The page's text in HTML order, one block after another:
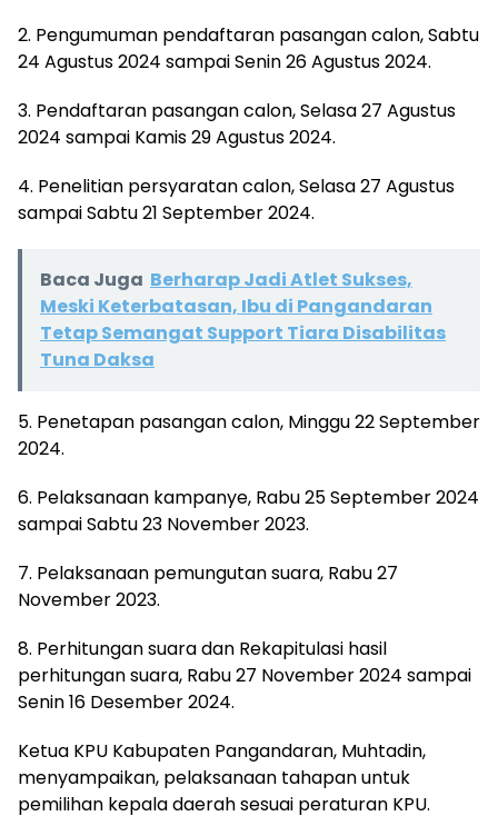
2. Pengumuman pendaftaran pasangan calon, Sabtu
24 Agustus 2024 sampai Senin 26 Agustus 2024.
3. Pendaftaran pasangan calon, Selasa 27 Agustus
2024 sampai Kamis 29 Agustus 2024.
4. Penelitian persyaratan calon, Selasa 27 Agustus
sampai Sabtu 21 September 2024.
Baca Juga Berharap Jadi Atlet Sukses,
Meski Keterbatasan, Ibu di Pangandaran
Tetap Semangat Support Tiara Disabilitas
Tuna Daksa
5. Penetapan pasangan calon, Minggu 22 September
2024.
6. Pelaksanaan kampanye, Rabu 25 September 2024
sampai Sabtu 23 November 2023.
7. Pelaksanaan pemungutan suara, Rabu 27
November 2023.
8. Perhitungan suara dan Rekapitulasi hasil
perhitungan suara, Rabu 27 November 2024 sampai
Senin 16 Desember 2024.
Ketua KPU Kabupaten Pangandaran, Muhtadin,
menyampaikan, pelaksanaan tahapan untuk
pemilihan kepala daerah sesuai peraturan KPU.